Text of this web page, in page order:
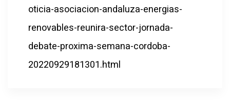
oticia-asociacion-andaluza-energias-
renovables-reunira-sector-jornada-
debate-proxima-semana-cordoba-
20220929181301.html